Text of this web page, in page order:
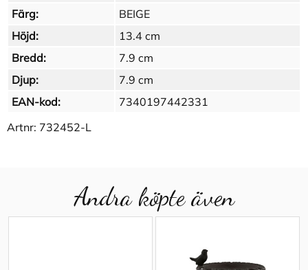
Färg:
BEIGE
Höjd:
13.4 cm
Bredd:
7.9 cm
Djup:
7.9 cm
EAN-kod:
7340197442331
Artnr: 732452-L
Andra köpte även